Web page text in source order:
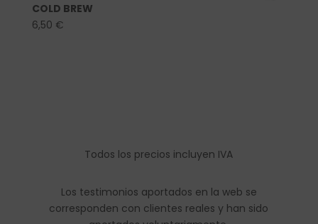
COLD BREW
6,50 €
Todos los precios incluyen IVA
Los testimonios aportados en la web se
corresponden con clientes reales y han sido